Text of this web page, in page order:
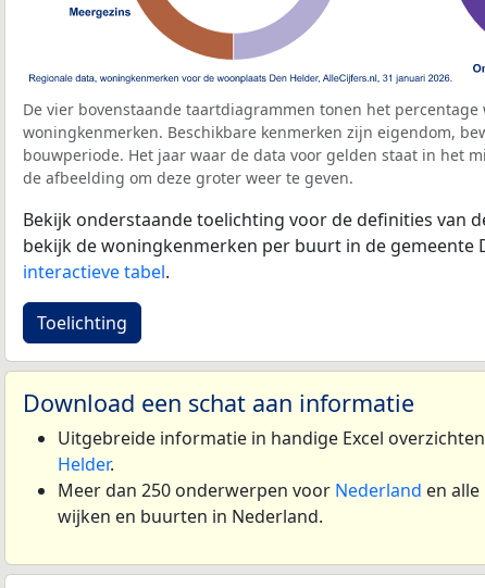
De vier bovenstaande taartdiagrammen tonen het
woningkenmerken. Beschikbare kenmerken zijn eigendom,
bouwperiode. Het jaar waar de data voor gelden staat in het
de afbeelding om deze groter weer te geven.
Bekijk onderstaande toelichting voor de definities van
bekijk de woningkenmerken per buurt in de gemeente
interactieve tabel.
Toelichting
Download een schat aan informatie
Uitgebreide informatie in handige Excel
Helder.
Meer dan 250 onderwerpen voor Nederland en
wijken en buurten in Nederland.